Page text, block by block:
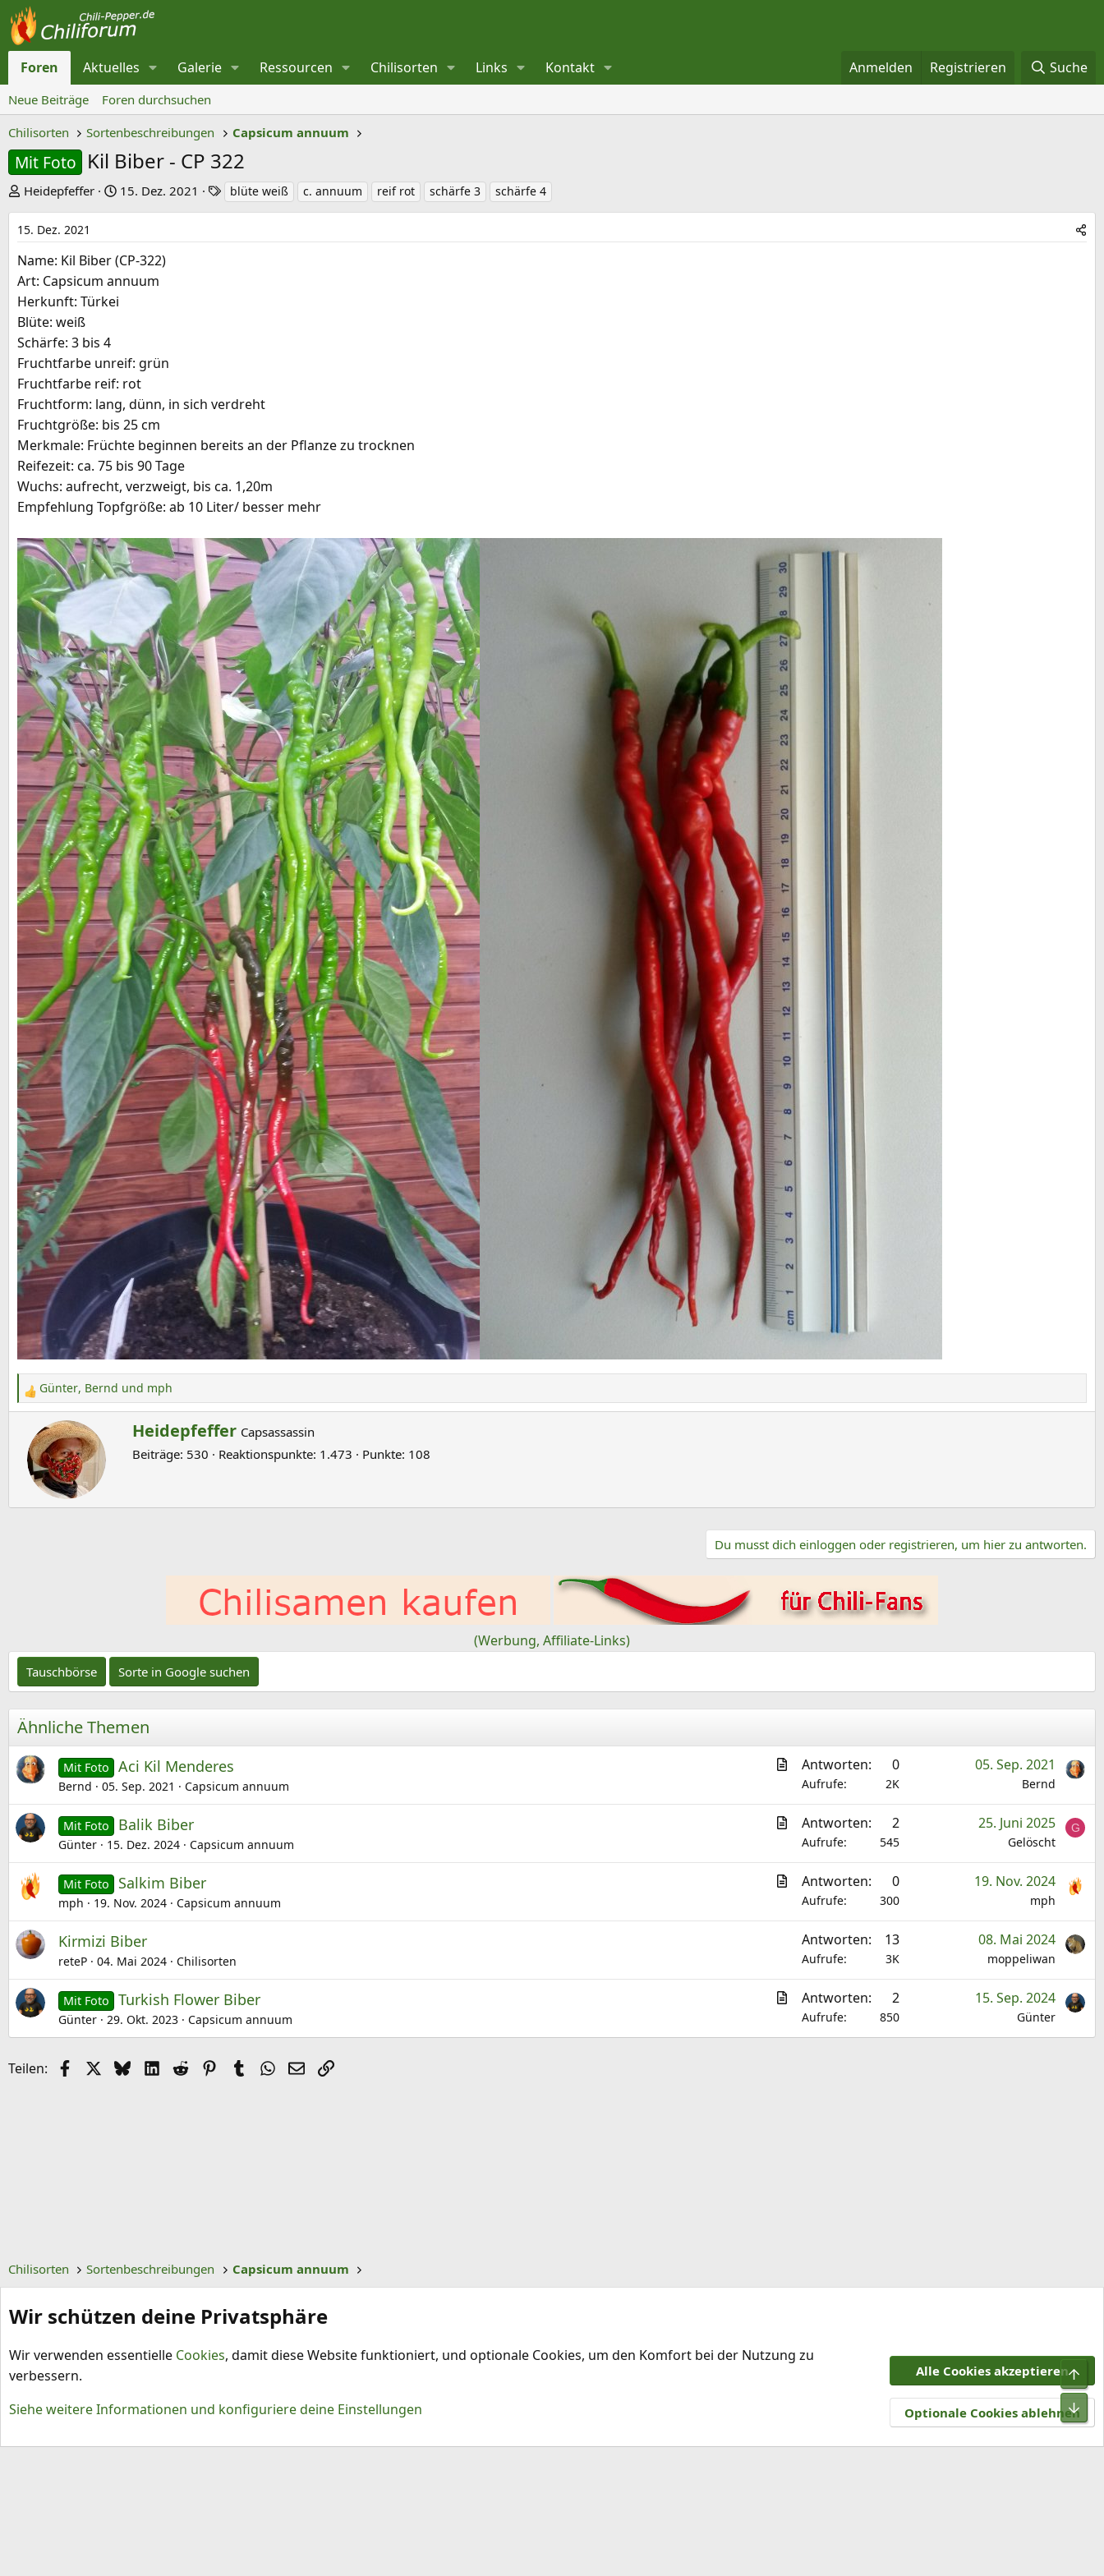
Foren Aktuelles Galerie Ressourcen Chilisorten Links Kontakt Anmelden Registrieren Suche
Neue Beiträge
Foren durchsuchen
Chilisorten
Sortenbeschreibungen Capsicum annuum
Mit Foto Kil Biber - CP 322
E
r
s
e
l
l
e
r
Heidepfeffer
E
r
e
l
m
15. Dez. 2021
c
blüte weiß c. annuum reif rot schärfe 3 schärfe 4
15. Dez. 2021
Name: Kil Biber (CP-322)
Art: Capsicum annuum
Herkunft: Türkei
Blüte: weiß
Schärfe: 3 bis 4
Fruchtfarbe unreif: grün
Fruchtfarbe reif: rot
Fruchtform: lang, dünn, in sich verdreht
Fruchtgröße: bis 25 cm
Merkmale: Früchte beginnen bereits an der Pflanze zu trocknen
Reifezeit: ca. 75 bis 90 Tage
Wuchs: aufrecht, verzweigt, bis ca. 1,20m
Empfehlung Topfgröße: ab 10 Liter/ besser mehr
R
e
k
o
Günter, Bernd und mph
G
e
h
n
Heidepfeffer Capsassassin
Beiträge 530 Reaktionspunkte 1.473 Punkte 108
Du musst dich einloggen oder registrieren, um hier zu antworten.
(Werbung, Affiliate-Links)
Tauschbörse Sorte in Google suchen
Ähnliche Themen
t
e
Mit Foto Aci Kil Menderes
Bernd 05. Sep. 2021 Capsicum annuum
Antworten 0
Aufrufe 2K
05. Sep. 2021
Bernd
t
e
Mit Foto Balik Biber
Günter 15. Dez. 2024 Capsicum annuum
Antworten 2
Aufrufe 545
25. Juni 2025
Gelöscht
G
t
e
Mit Foto Salkim Biber
mph 19. Nov. 2024 Capsicum annuum
Antworten 0
Aufrufe 300
19. Nov. 2024
mph
Kirmizi Biber
reteP 04. Mai 2024 Chilisorten
Antworten 13
Aufrufe 3K
08. Mai 2024
moppeliwan
t
Mit Foto Turkish Flower Biber
Günter 29. Okt. 2023 Capsicum annuum
Antworten 2
Aufrufe 850
15. Sep. 2024
Günter
Teilen: FacebookX (Twitter)
BlueskyLinkedIn
Reddit PinterestTumblrWhatsApp
E-MailLink
Chilisorten Sortenbeschreibungen Capsicum annuum
Datenschutz Hilfe und Impressum
R
S
Wir schützen deine Privatsphäre
Wir verwenden essentielle Cookies, damit diese Website funktioniert, und optionale Cookies, um den Komfort bei der Nutzung zu
verbessern.
Siehe weitere Informationen und konfiguriere deine Einstellungen
Alle Cookies akzeptieren
Optionale Cookies ablehnen